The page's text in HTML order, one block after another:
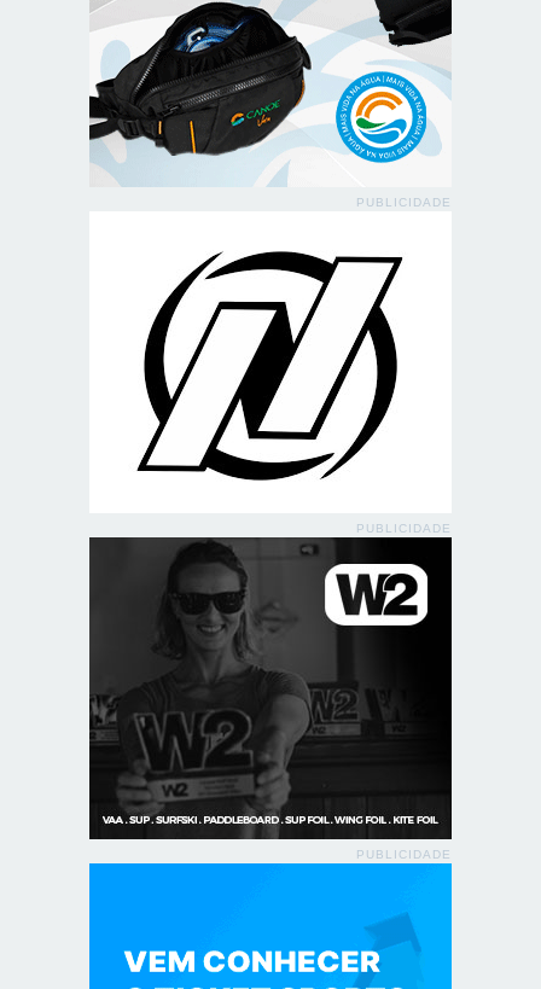
PUBLICIDADE
PUBLICIDADE
PUBLICIDADE